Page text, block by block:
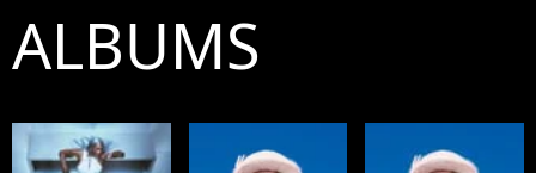
ALBUMS